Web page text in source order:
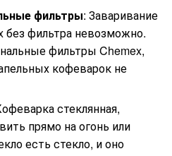
фильтры: Заваривание
без фильтра невозможно.
фильтры Chemex,
кофеварок не
стеклянная,
прямо на огонь или
есть стекло, и оно